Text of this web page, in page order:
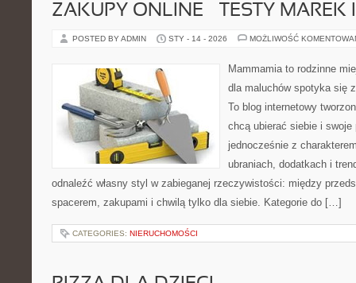
ZAKUPY ONLINE – TESTY MAREK
POSTED BY ADMIN STY - 14 - 2026 MOŻLIWOŚĆ
Mammamia to rodzinne
dla maluchów spotyka się
To blog internetowy
chcą ubierać siebie i
jednocześnie z
ubraniach, dodatkach i
odnaleźć własny styl w zabieganej rzeczywistości: między
spacerem, zakupami i chwilą tylko dla siebie. Kategorie do […]
CATEGORIES: NIERUCHOMOŚCI